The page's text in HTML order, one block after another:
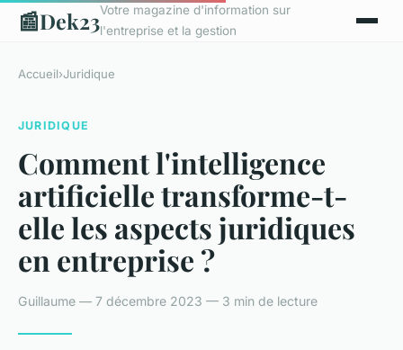
📰Dek23Votre magazine d'information sur
l'entreprise et la gestion
Accueil›Juridique
JURIDIQUE
Comment l'intelligence
artificielle transforme-t-
elle les aspects juridiques
en entreprise ?
Guillaume — 7 décembre 2023 — 3 min de lecture